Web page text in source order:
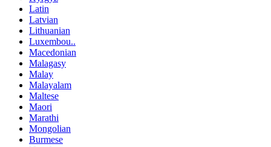
Latin
Latvian
Lithuanian
Luxembou..
Macedonian
Malagasy
Malay
Malayalam
Maltese
Maori
Marathi
Mongolian
Burmese